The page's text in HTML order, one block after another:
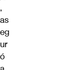
,
as
eg
ur
ó